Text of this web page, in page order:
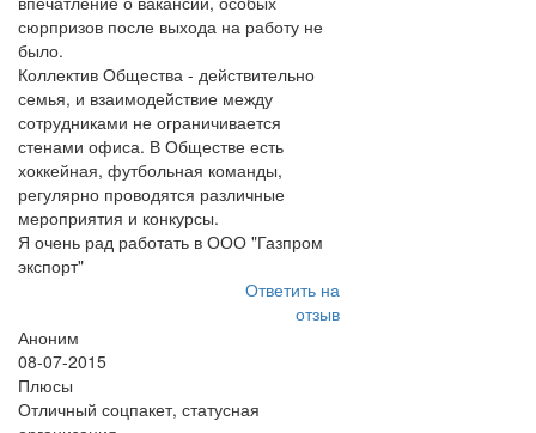
сюрпризов после выхода на работу не
было.
Коллектив Общества - действительно
семья, и взаимодействие между
сотрудниками не ограничивается
стенами офиса. В Обществе есть
хоккейная, футбольная команды,
регулярно проводятся различные
мероприятия и конкурсы.
Я очень рад работать в ООО "Газпром
экспорт"
Ответить на
отзыв
Аноним
08-07-2015
Плюсы
Отличный соцпакет, статусная